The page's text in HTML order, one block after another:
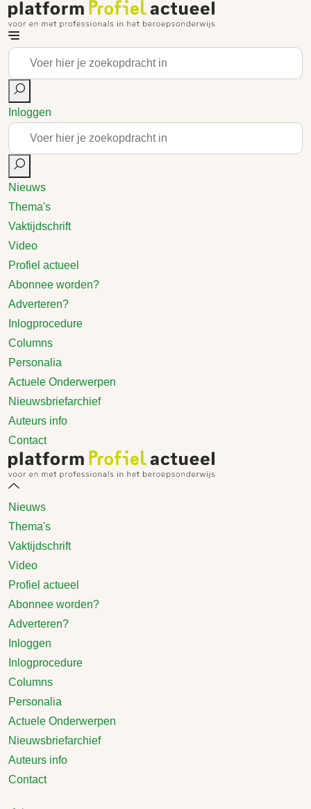
Inloggen
Nieuws
Thema's
Vaktijdschrift
Video
Profiel actueel
Abonnee worden?
Adverteren?
Inlogprocedure
Columns
Personalia
Actuele Onderwerpen
Nieuwsbriefarchief
Auteurs info
Contact
Nieuws
Thema's
Vaktijdschrift
Video
Profiel actueel
Abonnee worden?
Adverteren?
Inloggen
Inlogprocedure
Columns
Personalia
Actuele Onderwerpen
Nieuwsbriefarchief
Auteurs info
Contact